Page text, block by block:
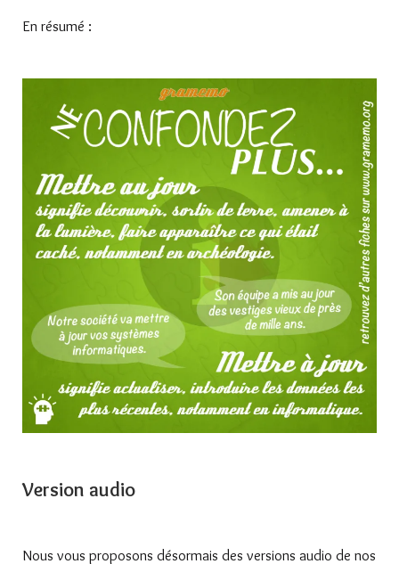
En résumé :
Version audio
Nous vous proposons désormais des versions audio de nos